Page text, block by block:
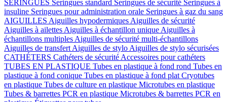
SERINGUES Seringues standard Seringues de sécurité Seringues à
insuline Seringues pour administration orale Seringues à gaz du sang
AIGUILLES Aiguilles hypodermiques Aiguilles de sécurité
Aiguilles à ailettes Aiguilles à échantillon unique Aiguilles à
échantillons multiples Aiguilles de sécurité multi-échantillons
Aiguilles de transfert Aiguilles de stylo Aiguilles de stylo sécurisées
CATHÉTERS Cathéters de sécurité Accessoires pour cathéters
TUBES EN PLASTIQUE Tubes en plastique à fond rond Tubes en
plastique à fond conique Tubes en plastique à fond plat Cryotubes
en plastique Tubes de culture en plastique Microtubes en plastique
Tubes & barrettes PCR en plastique Microtubes & barrettes PCR en